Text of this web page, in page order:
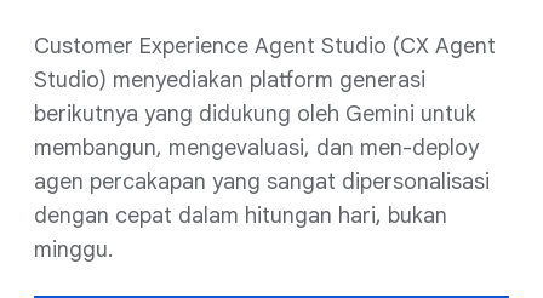
Customer Experience Agent Studio (CX Agent
Studio) menyediakan platform generasi
berikutnya yang didukung oleh Gemini untuk
membangun, mengevaluasi, dan men-deploy
agen percakapan yang sangat dipersonalisasi
dengan cepat dalam hitungan hari, bukan
minggu.